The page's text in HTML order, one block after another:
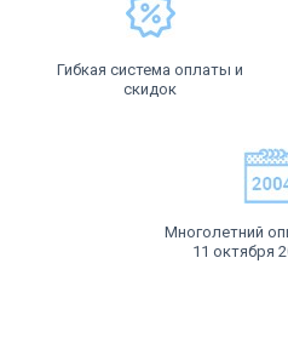
Гибкая система оплаты и
скидок
Многолетний
11 октября